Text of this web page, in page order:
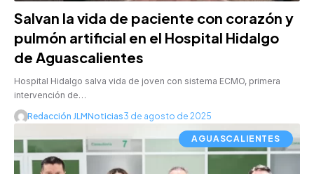
Salvan la vida de paciente con corazón y
pulmón artificial en el Hospital Hidalgo
de Aguascalientes
Hospital Hidalgo salva vida de joven con sistema ECMO, primera
intervención de…
Redacción JLMNoticias3 de agosto de 2025
AGUASCALIENTES